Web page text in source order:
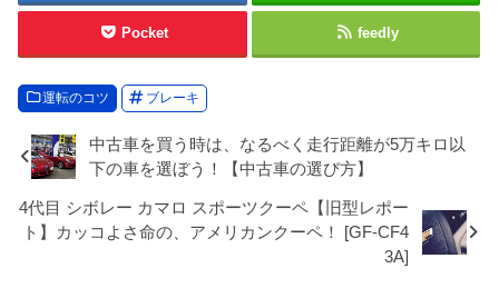
Pocket feedly
運転のコツ ブレーキ
中古車を買う時は、なるべく走行距離が5万キロ以
下の車を選ぼう！【中古車の選び方】
4代目 シボレー カマロ スポーツクーペ【旧型レポー
ト】カッコよさ命の、アメリカンクーペ！ [GF-CF4
3A]